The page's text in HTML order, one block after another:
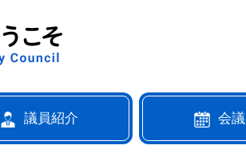
議員紹介 会